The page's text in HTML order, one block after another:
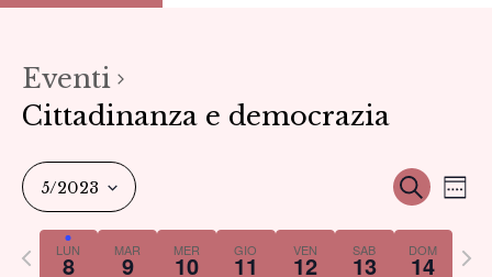
Eventi
Cittadinanza e democrazia
Cerca
5/2023
Select
date.LUN
8 MAR
9 MER
10 GIO
11 VEN
12 SAB
13 DOM
14
Previous